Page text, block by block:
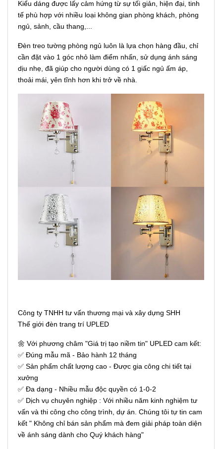
Kiểu dáng được lấy cảm hứng từ sự tối giản, hiện đại, tinh
tế phù hợp với nhiều loại không gian phòng khách, phòng
ngủ, sảnh, cầu thang,...
Đèn treo tường phòng ngủ luôn là lựa chọn hàng đầu, chỉ
cần đặt vào 1 góc nhỏ làm điểm nhấn, sử dụng ánh sáng
dịu nhẹ, đã giúp cho người dùng có 1 giấc ngủ ấm áp,
thoải mái, yên tĩnh hơn khi trở về nhà.
Công ty TNHH tư vấn thương mại và xây dựng SHH
Thế giới đèn trang trí UPLED
🌼 Với phương châm "Giá trị tạo niềm tin" UPLED cam kết:
✅ Đúng mẫu mã - Bảo hành 12 tháng
✅ Sản phẩm chất lượng cao - Được gia công chi tiết tại
xưởng
✅ Đa dạng - Nhiều mẫu độc quyền có 1-0-2
✅ Dịch vụ chuyên nghiệp : Với nhiều năm kinh nghiệm tư
vấn và thi công cho công trình, dự án. Chúng tôi tự tin cam
kết " Không chỉ bán sản phẩm mà đem giải pháp toàn diện
về ánh sáng dành cho Quý khách hàng"